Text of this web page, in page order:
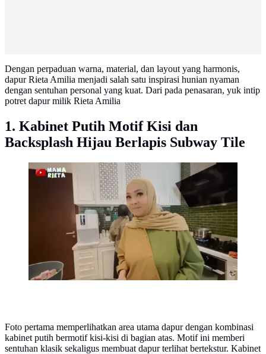
Dengan perpaduan warna, material, dan layout yang harmonis,
dapur Rieta Amilia menjadi salah satu inspirasi hunian nyaman
dengan sentuhan personal yang kuat. Dari pada penasaran, yuk intip
potret dapur milik Rieta Amilia
1. Kabinet Putih Motif Kisi dan
Backsplash Hijau Berlapis Subway Tile
Potret Dapur Rumah Rieta Amilia, Tampil Elegan
dengan Konsep Clean dan Fungsional (sumber:
YouTube Rieta Amilia)
Foto pertama memperlihatkan area utama dapur dengan kombinasi
kabinet putih bermotif kisi-kisi di bagian atas. Motif ini memberi
sentuhan klasik sekaligus membuat dapur terlihat bertekstur. Kabinet